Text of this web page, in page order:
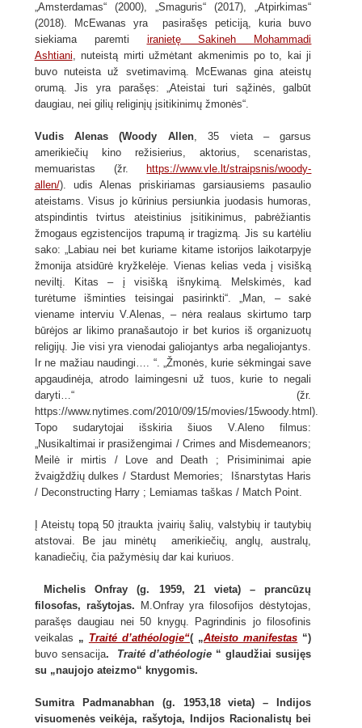
„Amsterdamas“ (2000), „Smaguris“ (2017), „Atpirkimas“
(2018). McEwanas yra pasirašęs peticiją, kuria buvo
siekiama paremti iranietę Sakineh Mohammadi
Ashtiani, nuteistą mirti užmėtant akmenimis po to, kai ji
buvo nuteista už svetimavimą. McEwanas gina ateistų
orumą. Jis yra parašęs: „Ateistai turi sąžinės, galbūt
daugiau, nei gilių religinįų įsitikinimų žmonės“.
Vudis Alenas (Woody Allen, 35 vieta – garsus
amerikiečių kino režisierius, aktorius, scenaristas,
memuaristas (žr.
https://www.vle.lt/straipsnis/woody-
allen/). udis Alenas priskiriamas garsiausiems pasaulio
ateistams. Visus jo kūrinius persiunkia juodasis humoras,
atspindintis tvirtus ateistinius įsitikinimus, pabrėžiantis
žmogaus egzistencijos trapumą ir tragizmą. Jis su kartėliu
sako: „Labiau nei bet kuriame kitame istorijos laikotarpyje
žmonija atsidūrė kryžkelėje. Vienas kelias veda į visišką
neviltį. Kitas – į visišką išnykimą. Melskimės, kad
turėtume išminties teisingai pasirinkti“. „Man, – sakė
viename interviu V.Alenas, – nėra realaus skirtumo tarp
būrėjos ar likimo pranašautojo ir bet kurios iš organizuotų
religijų. Jie visi yra vienodai galiojantys arba negaliojantys.
Ir ne mažiau naudingi…. “. „Žmonės, kurie sėkmingai save
apgaudinėja, atrodo laimingesni už tuos, kurie to negali
daryti…“ (žr.
https://www.nytimes.com/2010/09/15/movies/15woody.html).
Topo sudarytojai išskiria šiuos V.Aleno filmus:
„Nusikaltimai ir prasižengimai / Crimes and Misdemeanors;
Meilė ir mirtis / Love and Death ; Prisiminimai apie
žvaigždžių dulkes / Stardust Memories; Išnarstytas Haris
/ Deconstructing Harry ; Lemiamas taškas / Match Point.
Į Ateistų topą 50 įtraukta įvairių šalių, valstybių ir tautybių
atstovai. Be jau minėtų amerikiečių, anglų, australų,
kanadiečių, čia pažymėsių dar kai kuriuos.
Michelis Onfray (g. 1959, 21 vieta) – prancūzų
filosofas, rašytojas.
M.Onfray yra filosofijos dėstytojas,
parašęs daugiau nei 50 knygų. Pagrindinis jo filosofinis
veikalas „ Traité d’athéologie“( „Ateisto manifestas “)
buvo sensacija. Traité d’athéologie “ glaudžiai susijęs
su „naujojo ateizmo“ knygomis.
Sumitra Padmanabhan (g. 1953,18 vieta) – Indijos
visuomenės veikėja, rašytoja, Indijos Racionalistų bei